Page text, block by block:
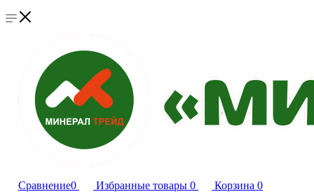
Сравнение0 Избранные товары 0 Корзина 0